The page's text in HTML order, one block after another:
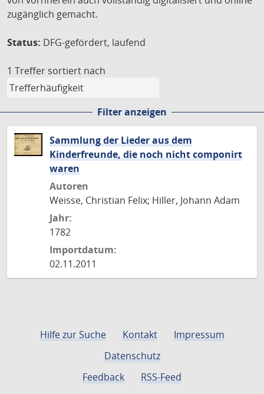
zugänglich gemacht.
Status: DFG-gefördert, laufend
1 Treffer sortiert nach
Filter anzeigen
Sammlung der Lieder aus dem
Kinderfreunde, die noch nicht componirt
waren
Autoren
Weisse, Christian Felix; Hiller, Johann Adam
Jahr:
1782
Importdatum:
02.11.2011
Hilfe zur Suche Kontakt
Impressum
Datenschutz
Feedback
RSS-Feed